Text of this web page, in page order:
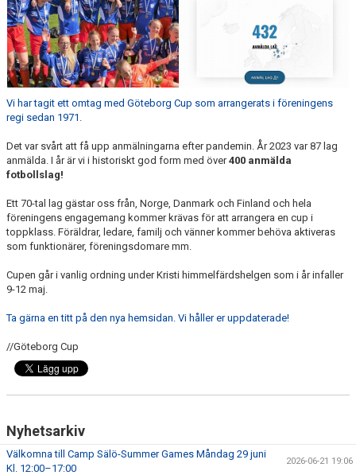
SPORTADMIN SUPPORT
Vi har tagit ett omtag med Göteborg Cup som arrangerats i föreningens
regi sedan 1971.
Det var svårt att få upp anmälningarna efter pandemin. År 2023 var 87 lag
anmälda. I år är vi i historiskt god form med över400 anmälda
fotbollslag!
Ett 70-tal lag gästar oss från, Norge, Danmark och Finland och hela
föreningens engagemang kommer krävas för att arrangera en cup i
toppklass. Föräldrar, ledare, familj och vänner kommer behöva aktiveras
som funktionärer, föreningsdomare mm.
Cupen går i vanlig ordning under Kristi himmelfärdshelgen som i år infaller
9-12 maj.
Ta gärna en titt på den nya hemsidan. Vi håller er uppdaterade!
//Göteborg Cup
Nyhetsarkiv
Välkomna till Camp Sälö-Summer Games Måndag 29 juni
Kl. 12:00–17:00
2026-06-21 19:06